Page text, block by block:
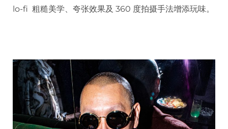
lo-fi 粗糙美学、夸张效果及 360 度拍摄手法增添玩味。